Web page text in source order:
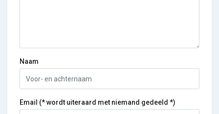
Naam
Email (* wordt uiteraard met niemand gedeeld *)